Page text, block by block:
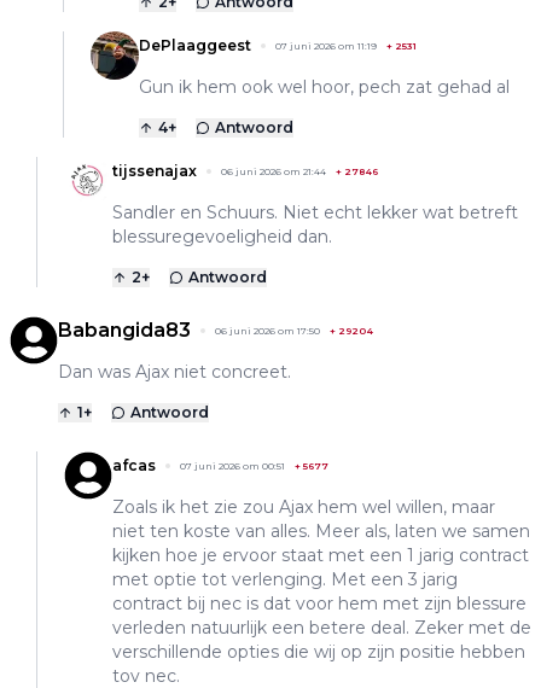
DePlaaggeest 07 juni 2026 om 11:19 + 2531
Gun ik hem ook wel hoor, pech zat gehad al
4+ Antwoord
tijssenajax 06 juni 2026 om 21:44 + 27846
Sandler en Schuurs. Niet echt lekker wat betreft
blessuregevoeligheid dan.
2+ Antwoord
Babangida83 06 juni 2026 om 17:50 + 29204
Dan was Ajax niet concreet.
1+ Antwoord
afcas 07 juni 2026 om 00:51 + 5677
Zoals ik het zie zou Ajax hem wel willen, maar
niet ten koste van alles. Meer als, laten we samen
kijken hoe je ervoor staat met een 1 jarig contract
met optie tot verlenging. Met een 3 jarig
contract bij nec is dat voor hem met zijn blessure
verleden natuurlijk een betere deal. Zeker met de
verschillende opties die wij op zijn positie hebben
tov nec.